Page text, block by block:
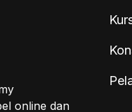
online dan